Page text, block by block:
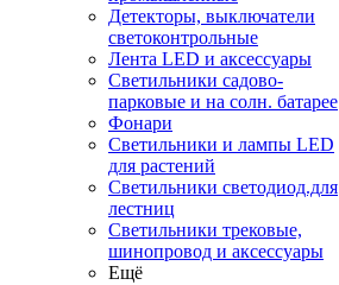
Детекторы, выключатели
светоконтрольные
Лента LED и аксессуары
Светильники садово-
парковые и на солн. батарее
Фонари
Светильники и лампы LED
для растений
Светильники светодиод.для
лестниц
Светильники трековые,
шинопровод и аксессуары
Ещё